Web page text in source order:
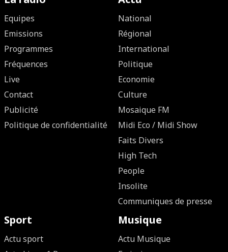
Equipes
Emissions
Programmes
Fréquences
Live
Contact
Publicité
Politique de confidentialité
National
Régional
International
Politique
Economie
Culture
Mosaique FM
Midi Eco / Midi Show
Faits Divers
High Tech
People
Insolite
Communiques de presse
Sport
Actu sport
Musique
Actu Musique